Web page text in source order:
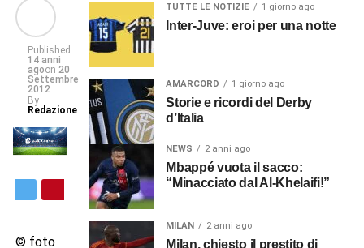
Published
14 anni
agoon 20
Settembre
2012
By
Redazione
© foto
TUTTE LE NOTIZIE 1 giorno ago
Inter-Juve: eroi per una notte
AMARCORD 1 giorno ago
Storie e ricordi del Derby
d’Italia
NEWS 2 anni ago
Mbappé vuota il sacco:
“Minacciato dal Al-Khelaifi!”
MILAN 2 anni ago
Milan, chiesto il prestito di